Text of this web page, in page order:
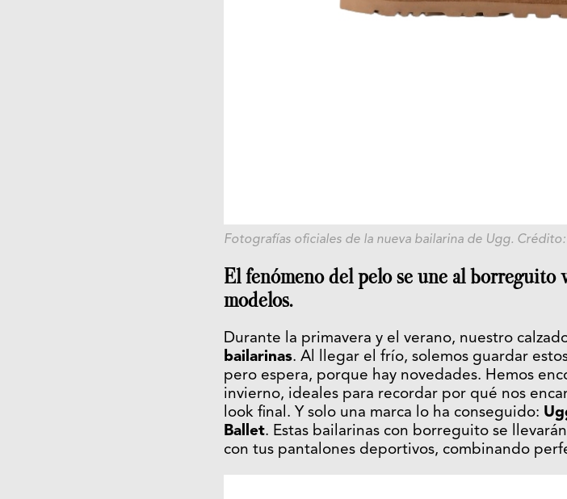
Fotografías oficiales de la nueva bailarina de Ugg. Crédito:
El fenómeno del pelo se une al
modelos.
Durante la primavera y el verano, nuestro
bailarinas. Al llegar el frío, solemos guardar
pero espera, porque hay novedades. Hemos
invierno, ideales para recordar por qué nos
look final. Y solo una marca lo ha conseguido:
Ballet. Estas bailarinas con borreguito se
con tus pantalones deportivos, combinando